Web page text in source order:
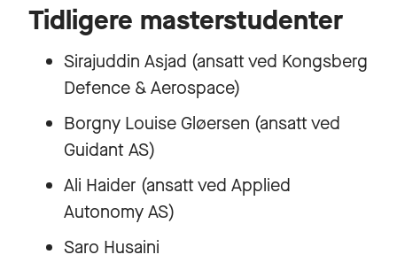
Tidligere masterstudenter
Sirajuddin Asjad (ansatt ved Kongsberg
Defence & Aerospace)
Borgny Louise Gløersen (ansatt ved
Guidant AS)
Ali Haider (ansatt ved Applied
Autonomy AS)
Saro Husaini